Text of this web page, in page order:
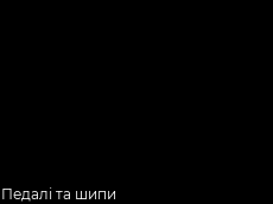
Педалі та шипи